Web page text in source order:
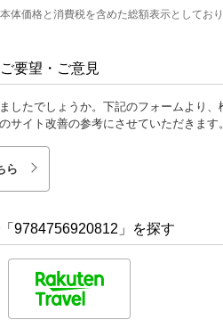
体価格と消費税を含めた総額表示としてお
要望・ご意見
したでしょうか。下記のフォームより
サイト改善の参考にさせていただきます。
ら
9784756920812」を探す